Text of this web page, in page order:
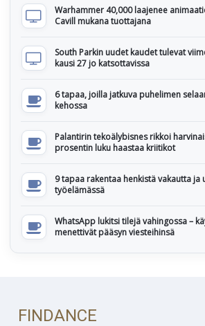
Warhammer 40,000 laajenee
Cavill mukana tuottajana
South Parkin uudet kaudet tulevat
kausi 27 jo katsottavissa
6 tapaa, joilla jatkuva puhelimen
kehossa
Palantirin tekoälybisnes rikkoi
prosentin luku haastaa kriitikot
9 tapaa rakentaa henkistä vakautta ja
työelämässä
WhatsApp lukitsi tilejä vahingossa –
menettivät pääsyn viesteihinsä
FINDANCE